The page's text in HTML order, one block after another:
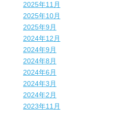
2025年11月
2025年10月
2025年9月
2024年12月
2024年9月
2024年8月
2024年6月
2024年3月
2024年2月
2023年11月